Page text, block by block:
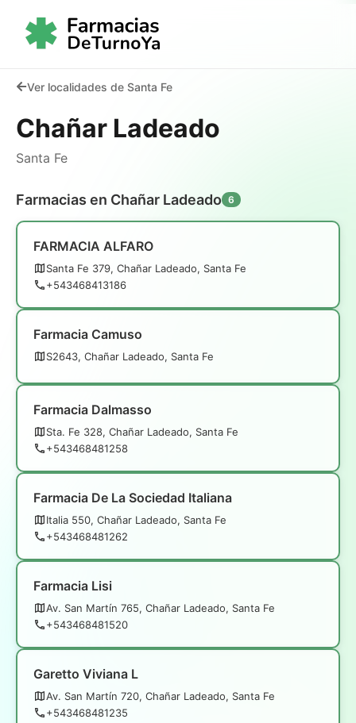
Ver localidades de Santa Fe
Chañar Ladeado
Santa Fe
Farmacias en Chañar Ladeado 6
FARMACIA ALFARO
Santa Fe 379, Chañar Ladeado, Santa Fe
+543468413186
Farmacia Camuso
S2643, Chañar Ladeado, Santa Fe
Farmacia Dalmasso
Sta. Fe 328, Chañar Ladeado, Santa Fe
+543468481258
Farmacia De La Sociedad Italiana
Italia 550, Chañar Ladeado, Santa Fe
+543468481262
Farmacia Lisi
Av. San Martín 765, Chañar Ladeado, Santa Fe
+543468481520
Garetto Viviana L
Av. San Martín 720, Chañar Ladeado, Santa Fe
+543468481235